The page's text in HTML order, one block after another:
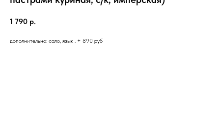
1 790 р.
дополнительно: сало, язык . + 890 руб